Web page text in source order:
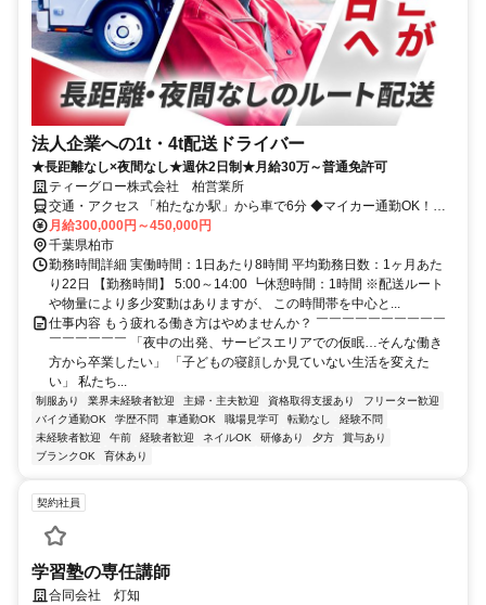
法人企業への1t・4t配送ドライバー
★長距離なし×夜間なし★週休2日制★月給30万～普通免許可
ティーグロー株式会社 柏営業所
交通・アクセス 「柏たなか駅」から車で6分 ◆マイカー通勤OK！駐
車場完備
月給300,000円～450,000円
千葉県柏市
勤務時間詳細 実働時間：1日あたり8時間 平均勤務日数：1ヶ月あた
り22日 【勤務時間】 5:00～14:00 ┗休憩時間：1時間 ※配送ルート
や物量により多少変動はありますが、 この時間帯を中心と...
仕事内容 もう疲れる働き方はやめませんか？ ￣￣￣￣￣￣￣￣￣￣
￣￣￣￣￣￣ 「夜中の出発、サービスエリアでの仮眠…そんな働き
方から卒業したい」 「子どもの寝顔しか見ていない生活を変えた
い」 私たち...
制服あり 業界未経験者歓迎 主婦・主夫歓迎 資格取得支援あり
フリーター歓迎
バイク通勤OK
学歴不問 車通勤OK 職場見学可 転勤なし
経験不問
未経験者歓迎
午前 経験者歓迎 ネイルOK 研修あり 夕方
賞与あり
ブランクOK
育休あり
契約社員
学習塾の専任講師
合同会社 灯知